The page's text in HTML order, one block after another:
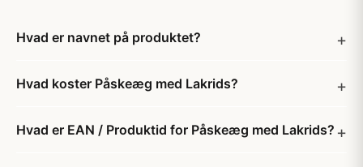
Hvad er navnet på produktet?
Hvad koster Påskeæg med Lakrids?
Hvad er EAN / Produktid for Påskeæg med Lakrids?